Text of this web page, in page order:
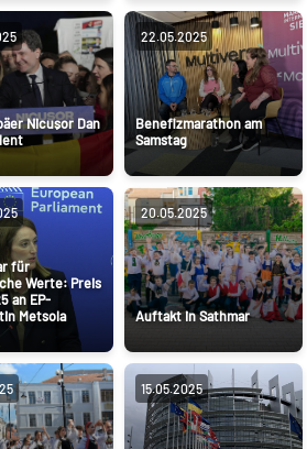
Nicușor Dan
22.05.2025
Benefizmarathon am
Samstag
für
Werte: Preis
an EP-
Metsola
20.05.2025
Auftakt in Sathmar
15.05.2025